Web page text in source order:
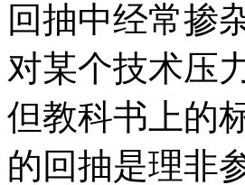
回抽中经常掺
对某个技术压
但教科书上的
的回抽是理非